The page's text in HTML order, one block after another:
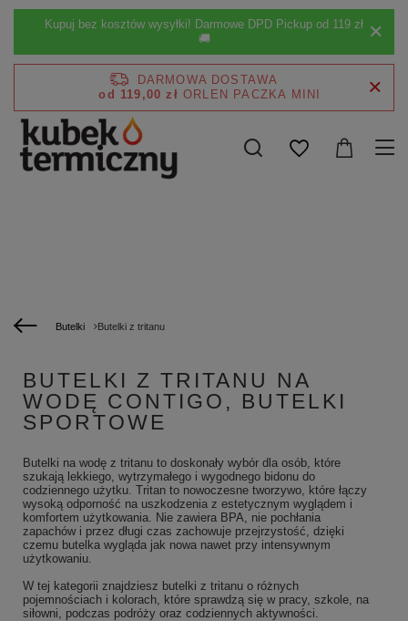
Kupuj bez kosztów wysyłki! Darmowe DPD Pickup od 119 zł
🚚
DARMOWA DOSTAWA
od 119,00 zł
Butelki Butelki z tritanu
BUTELKI Z TRITANU NA
WODĘ CONTIGO, BUTELKI
SPORTOWE
Butelki na wodę z tritanu to doskonały wybór dla osób, które
szukają lekkiego, wytrzymałego i wygodnego bidonu do
codziennego użytku. Tritan to nowoczesne tworzywo, które łączy
wysoką odporność na uszkodzenia z estetycznym wyglądem i
komfortem użytkowania. Nie zawiera BPA, nie pochłania
zapachów i przez długi czas zachowuje przejrzystość, dzięki
czemu butelka wygląda jak nowa nawet przy intensywnym
użytkowaniu.
W tej kategorii znajdziesz butelki z tritanu o różnych
pojemnościach i kolorach, które sprawdzą się w pracy, szkole, na
siłowni, podczas podróży oraz codziennych aktywności.